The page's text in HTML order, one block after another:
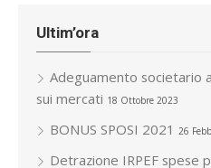
Ultim’ora
Adeguamento societario
sui mercati 18 Ottobre 2023
BONUS SPOSI 2021 26
Detrazione IRPEF spese